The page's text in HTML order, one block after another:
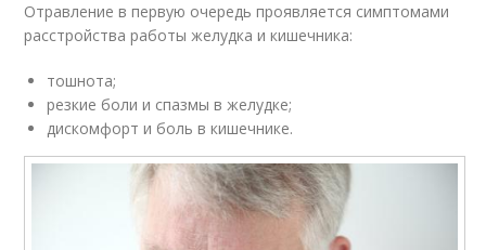
Отравление в первую очередь проявляется симптомами
расстройства работы желудка и кишечника:
тошнота;
резкие боли и спазмы в желудке;
дискомфорт и боль в кишечнике.